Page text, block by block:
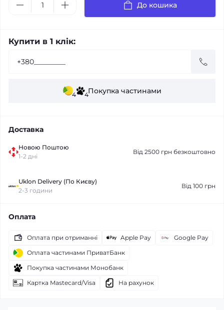
До кошика
Купити в 1 клік:
4 4Покупка частинами
Доставка
Новою Поштою
1-2 дні
Від 2500 грн безкоштовно
Uklon Delivery (По Києву)
2-3 години
Від 100 грн
Оплата
Оплата при отриманні Apple Pay
Google Pay
Оплата частинами ПриватБанк
Покупка частинами Монобанк
Картка Mastecard/Visa
На рахунок